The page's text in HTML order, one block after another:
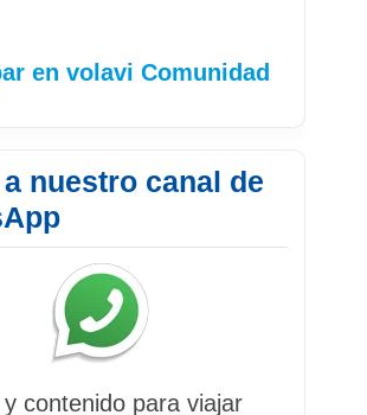
en volavi Comunidad
nuestro canal de
contenido para viajar